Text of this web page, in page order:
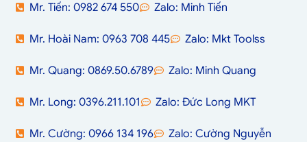
Mr. Tiến: 0982 674 550 Zalo: Minh Tiến
Mr. Hoài Nam: 0963 708 445 Zalo: Mkt Toolss
Mr. Quang: 0869.50.6789 Zalo: Minh Quang
Mr. Long: 0396.211.101 Zalo: Đức Long MKT
Mr. Cường: 0966 134 196 Zalo: Cường Nguyễn